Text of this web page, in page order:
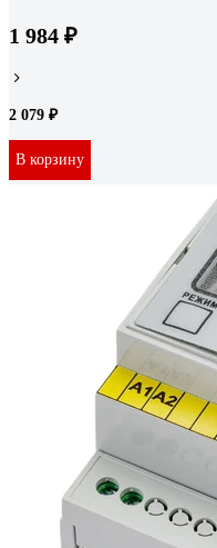
1 984 ₽
2 079 ₽
В корзину